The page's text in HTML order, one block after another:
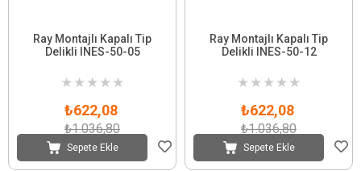
Ray Montajlı Kapalı Tip
Delikli INES-50-05
★ ★ ★ ★ ★
₺622,08
₺1.036,80
Sepete Ekle
Ray Montajlı Kapalı Tip
Delikli INES-50-12
★ ★ ★ ★ ★
₺622,08
₺1.036,80
Sepete Ekle